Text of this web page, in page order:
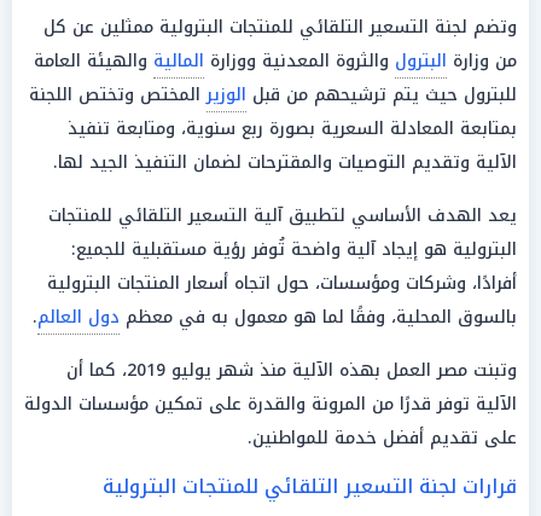
وتضم لجنة التسعير التلقائي للمنتجات البترولية ممثلين عن كل
من وزارة البترول والثروة المعدنية ووزارة المالية والهيئة العامة
للبترول حيث يتم ترشيحهم من قبل الوزيرالمختص وتختص اللجنة
بمتابعة المعادلة السعرية بصورة ربع سنوية، ومتابعة تنفيذ
الآلية وتقديم التوصيات والمقترحات لضمان التنفيذ الجيد لها.
يعد الهدف الأساسي لتطبيق آلية التسعير التلقائي للمنتجات
البترولية هو إيجاد آلية واضحة تُوفر رؤية مستقبلية للجميع:
أفرادًا، وشركات ومؤسسات، حول اتجاه أسعار المنتجات البترولية
بالسوق المحلية، وفقًا لما هو معمول به في معظم دول العالم.
وتبنت مصر العمل بهذه الآلية منذ شهر يوليو 2019، كما أن
الآلية توفر قدرًا من المرونة والقدرة على تمكين مؤسسات الدولة
على تقديم أفضل خدمة للمواطنين.
قرارات لجنة التسعير التلقائي للمنتجات البترولية